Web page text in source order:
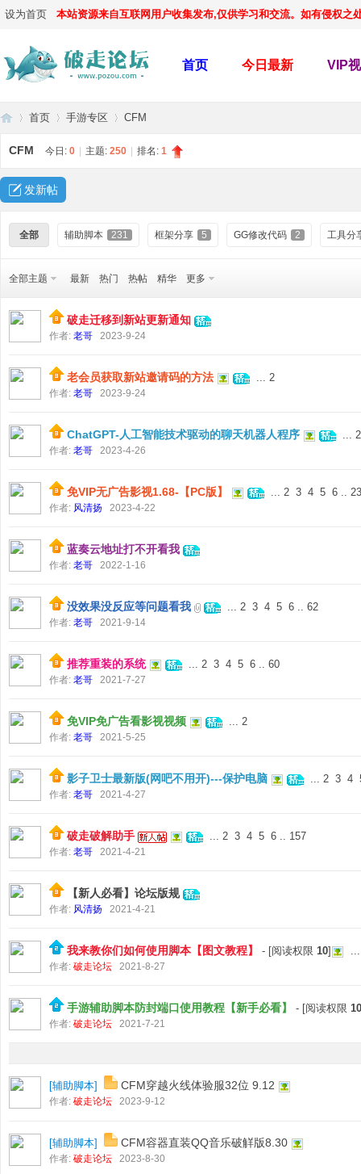
设为首页 本站资源来自互联网用户收集发布,仅供学习和交流。如有侵权
首页 今日最新 VIP
破 »
首页
›
手游专区 CFM
CFM 今日: 0 主题: 250 排名: 1
发新帖
全部 辅助脚本 231 框架分享 5 GG修改代码 2 工具分
全部主题 最新 热门 热帖 精华 更多
破走迁移到新站更新通知
作者: 老哥 2023-9-24
老会员获取新站邀请码的方法 ... 2
作者: 老哥 2023-9-24
ChatGPT-人工智能技术驱动的聊天机器人程序 ... 2
作者: 老哥 2023-4-26
免VIP无广告影视1.68-【PC版】 ... 2 3 4 5 6 .. 23
作者: 风清扬 2023-4-22
蓝奏云地址打不开看我
作者: 老哥 2022-1-16
没效果没反应等问题看我 ... 2 3 4 5 6 .. 62
作者: 老哥 2021-9-14
推荐重装的系统 ... 2 3 4 5 6 .. 60
作者: 老哥 2021-7-27
免VIP免广告看影视视频 ... 2
作者: 老哥 2021-5-25
影子卫士最新版(网吧不用开)---保护电脑 ... 2 3 4
作者: 老哥 2021-4-27
破走破解助手 ... 2 3 4 5 6 .. 157
作者: 老哥 2021-4-21
【新人必看】论坛版规
作者: 风清扬 2021-4-21
我来教你们如何使用脚本【图文教程】 - [阅读权限 10] ...
作者: 破走论坛 2021-8-27
手游辅助脚本防封端口使用教程【新手必看】 - [阅读权限 10
作者: 破走论坛 2021-7-21
[辅助脚本] CFM穿越火线体验服32位 9.12
作者: 破走论坛 2023-9-12
[辅助脚本] CFM容器直装QQ音乐破觧版8.30
作者: 破走论坛 2023-8-30